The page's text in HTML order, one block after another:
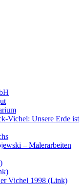
Vichel: Unsere Erde ist
– Malerarbeiten
Vichel 1998 (Link)